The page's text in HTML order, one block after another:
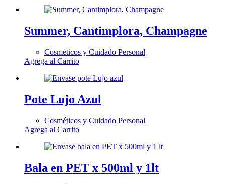
Summer, Cantimplora, Champagne
Cosméticos y Cuidado Personal
Agrega al Carrito
Pote Lujo Azul
Cosméticos y Cuidado Personal
Agrega al Carrito
Bala en PET x 500ml y 1lt